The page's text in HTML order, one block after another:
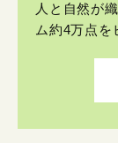
人と自然が
ム約4万点を